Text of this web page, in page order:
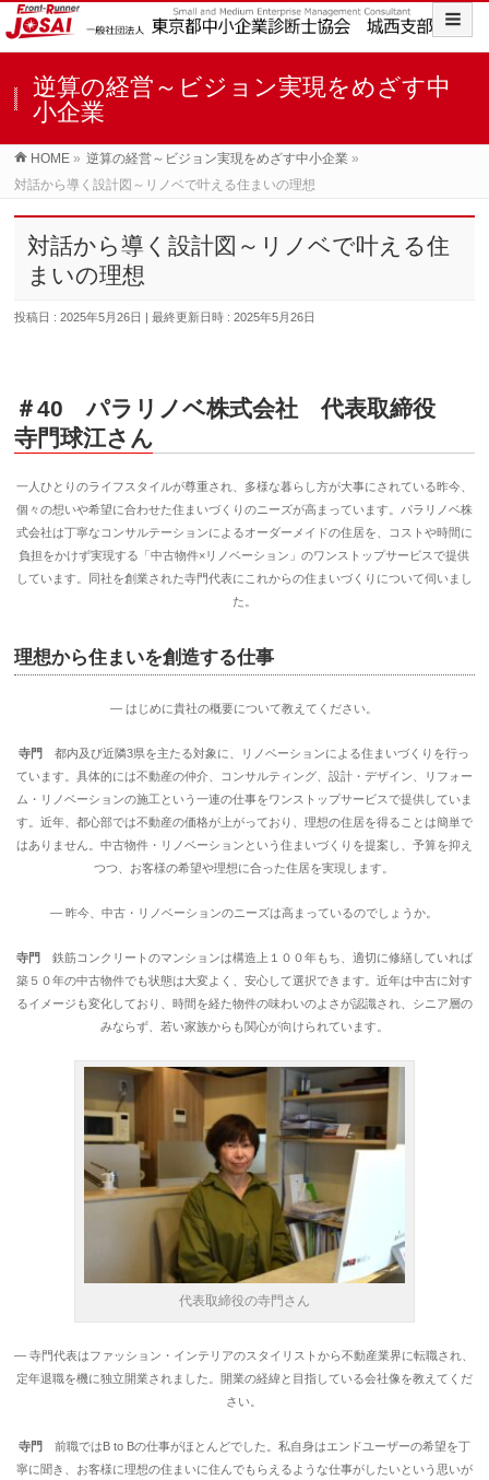
逆算の経営～ビジョン実現をめざす中
小企業
HOME » 逆算の経営～ビジョン実現をめざす中小企業 »
対話から導く設計図～リノベで叶える住まいの理想
対話から導く設計図～リノベで叶える住
まいの理想
投稿日 : 2025年5月26日 最終更新日時 : 2025年5月26日
＃40 パラリノベ株式会社代表取締役
寺門球江さん
一人ひとりのライフスタイルが尊重され、多様な暮らし方が大事にされている昨今、
個々の想いや希望に合わせた住まいづくりのニーズが高まっています。パラリノベ株
式会社は丁寧なコンサルテーションによるオーダーメイドの住居を、コストや時間に
負担をかけず実現する「中古物件×リノベーション」のワンストップサービスで提供
しています。同社を創業された寺門代表にこれからの住まいづくりについて伺いまし
た。
理想から住まいを創造する仕事
― はじめに貴社の概要について教えてください。
寺門
都内及び近隣3県を主たる対象に、リノベーションによる住まいづくりを行っ
ています。具体的には不動産の仲介、コンサルティング、設計・デザイン、リフォー
ム・リノベーションの施工という一連の仕事をワンストップサービスで提供していま
す。近年、都心部では不動産の価格が上がっており、理想の住居を得ることは簡単で
はありません。中古物件・リノベーションという住まいづくりを提案し、予算を抑え
つつ、お客様の希望や理想に合った住居を実現します。
― 昨今、中古・リノベーションのニーズは高まっているのでしょうか。
寺門
鉄筋コンクリートのマンションは構造上１００年もち、適切に修繕していれば
築５０年の中古物件でも状態は大変よく、安心して選択できます。近年は中古に対す
るイメージも変化しており、時間を経た物件の味わいのよさが認識され、シニア層の
みならず、若い家族からも関心が向けられています。
代表取締役の寺門さん
― 寺門代表はファッション・インテリアのスタイリストから不動産業界に転職され、
定年退職を機に独立開業されました。開業の経緯と目指している会社像を教えてくだ
さい。
寺門
前職ではB to Bの仕事がほとんどでした。私自身はエンドユーザーの希望を丁
寧に聞き、お客様に理想の住まいに住んでもらえるような仕事がしたいという思いが